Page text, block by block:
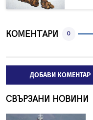
КОМЕНТАРИ 0
ДОБАВИ КОМЕНТАР
СВЪРЗАНИ НОВИНИ